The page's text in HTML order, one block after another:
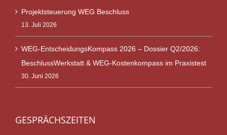
Projektsteuerung WEG Beschluss
13. Juli 2026
WEG-EntscheidungsKompass 2026 – Dossier Q2/2026:
BeschlussWerkstatt & WEG-Kostenkompass im Praxistest
30. Juni 2026
GESPRÄCHSZEITEN